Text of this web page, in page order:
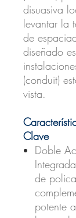
disuasiva
levantar la
de
diseñado
(conduit)
vista.
Clave
Doble
de
potente